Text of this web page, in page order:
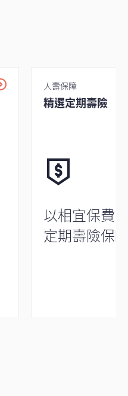
人壽保障
精選定期壽險
以相宜保費
定期壽險保